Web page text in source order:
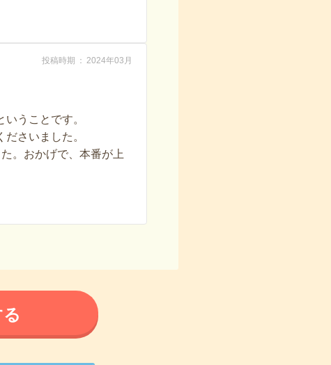
投稿時期 2024年03月
うことです。
さいました。
。おかげで、本番が上